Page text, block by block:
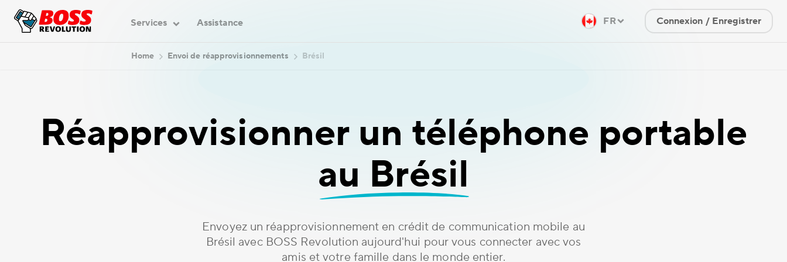
Services Assistance FR Connexion / Enregistrer
Home Envoi de réapprovisionnements Brésil
Réapprovisionner un téléphone portable
au Brésil
Envoyez un réapprovisionnement en crédit de communication mobile au
Brésil avec BOSS Revolution aujourd'hui pour vous connecter avec vos
amis et votre famille dans le monde entier.